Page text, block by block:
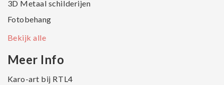
3D Metaal schilderijen
Fotobehang
Bekijk alle
Meer Info
Karo-art bij RTL4